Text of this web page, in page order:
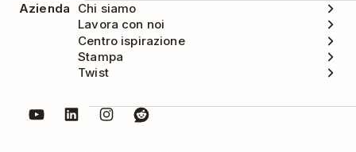
Azienda
Chi siamo
Lavora con noi
Centro ispirazione
Stampa
Twist